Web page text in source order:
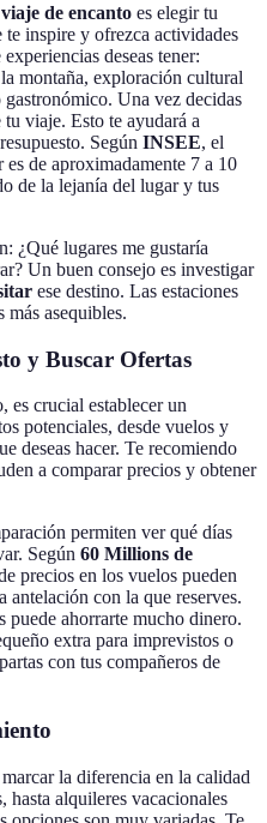
de encanto es elegir tu
te inspire y ofrezca actividades
deseas tener:
montaña, exploración cultural
Una vez decidas
viaje. Esto te ayudará a
Según INSEE, el
de aproximadamente 7 a 10
de la lejanía del lugar y tus
¿Qué lugares me gustaría
Un buen consejo es investigar
ese destino. Las estaciones
más asequibles.
y Buscar Ofertas
es crucial establecer un
potenciales, desde vuelos y
deseas hacer. Te recomiendo
a comparar precios y obtener
permiten ver qué días
Según 60 Millions de
precios en los vuelos pueden
antelación con la que reserves.
puede ahorrarte mucho dinero.
extra para imprevistos o
con tus compañeros de
la diferencia en la calidad
hasta alquileres vacacionales